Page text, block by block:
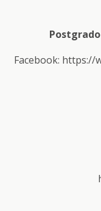
Facebook: https://